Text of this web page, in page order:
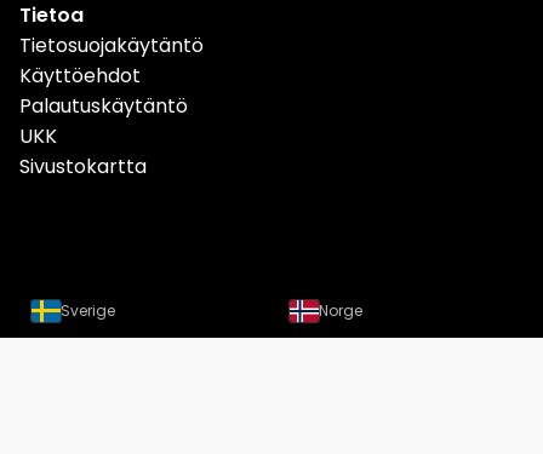
Tietoa
Tietosuojakäytäntö
Käyttöehdot
Palautuskäytäntö
UKK
Sivustokartta
Sverige Norge